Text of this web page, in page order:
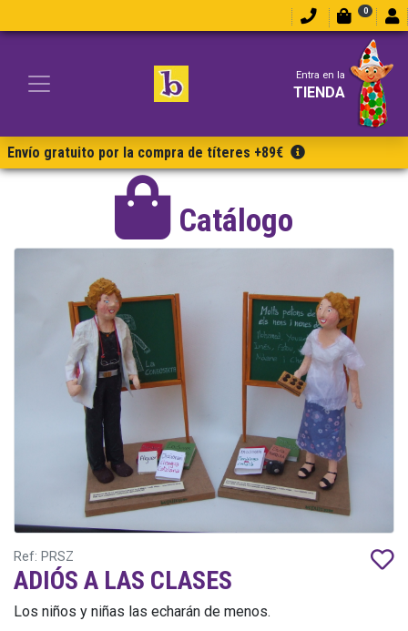
0
Entra en la
TIENDA
Envío gratuito por la compra de títeres +89€
Catálogo
Ref: PRSZ
ADIÓS A LAS CLASES
Los niños y niñas las echarán de menos.